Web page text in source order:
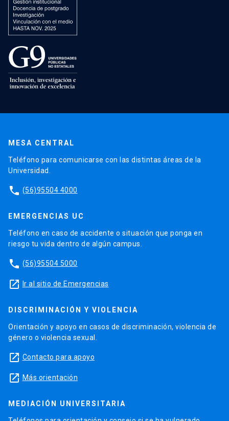
MESA CENTRAL
Teléfono para comunicarse con las distintas áreas de la
Universidad.
phone (56)95504 4000
EMERGENCIAS UC
Teléfono en caso de accidente o situación que ponga en
riesgo tu vida dentro de algún campus.
phone (56)95504 5000
launch Ir al sitio de Emergencias
DISCRIMINACIÓN Y VIOLENCIA
Orientación y apoyo en casos de discriminación, violencia de
género o violencia sexual.
launch Contacto para apoyo
launch Más orientación
MEDIACIÓN UNIVERSITARIA